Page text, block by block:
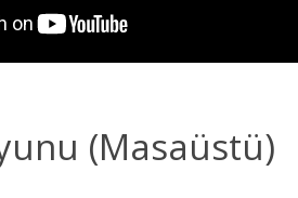
(Masaüstü)